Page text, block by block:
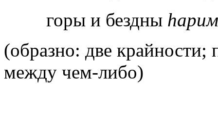
горы и бездны h
(образно: две крайности;
между чем-либо)